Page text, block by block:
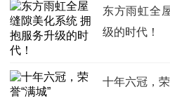
东方雨虹全
级的时代！
十年六冠，荣